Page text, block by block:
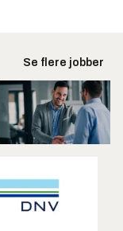
Se flere jobber